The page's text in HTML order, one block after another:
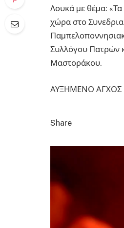
Λουκά µε θέµα:
χώρα στο
Συλλόγου Πατρών
Μαστοράκου.
ΑΥΞΗΜΕΝΟ ΑΓΧΟΣ
Share